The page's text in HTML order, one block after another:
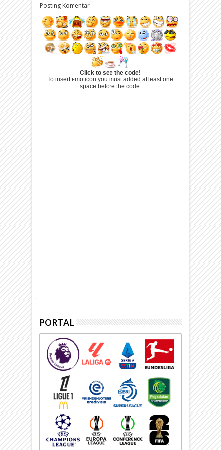
Posting Komentar
Click to see the code!
To insert emoticon you must added at least one
space before the code.
PORTAL